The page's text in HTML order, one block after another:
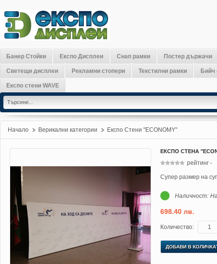
Банер Стойки Експо Дисплеи Снап рамки Постер държачи
Светещи дисплеи Рекламни стопери Текстилни рамки Бийч
Експо стени WAVE
Начало »
Верикални категории »
Експо Стени "ECONOMY"
ЕКСПО СТЕНА
рейтинг -
Супер размер на
Наличност:
698.40 лв.
Количество:
ДОБАВИ В